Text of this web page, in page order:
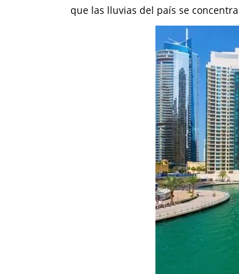
que las lluvias del país se